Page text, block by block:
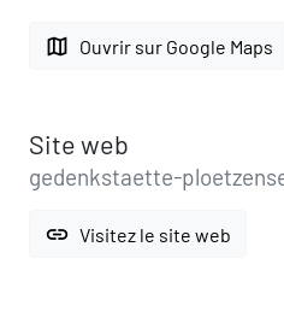
map Ouvrir sur Google Maps
Site web
gedenkstaette-
link Visitez le site web